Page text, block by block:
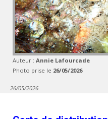
Auteur : Annie Lafourcade
Photo prise le 26/05/2026
26/05/2026